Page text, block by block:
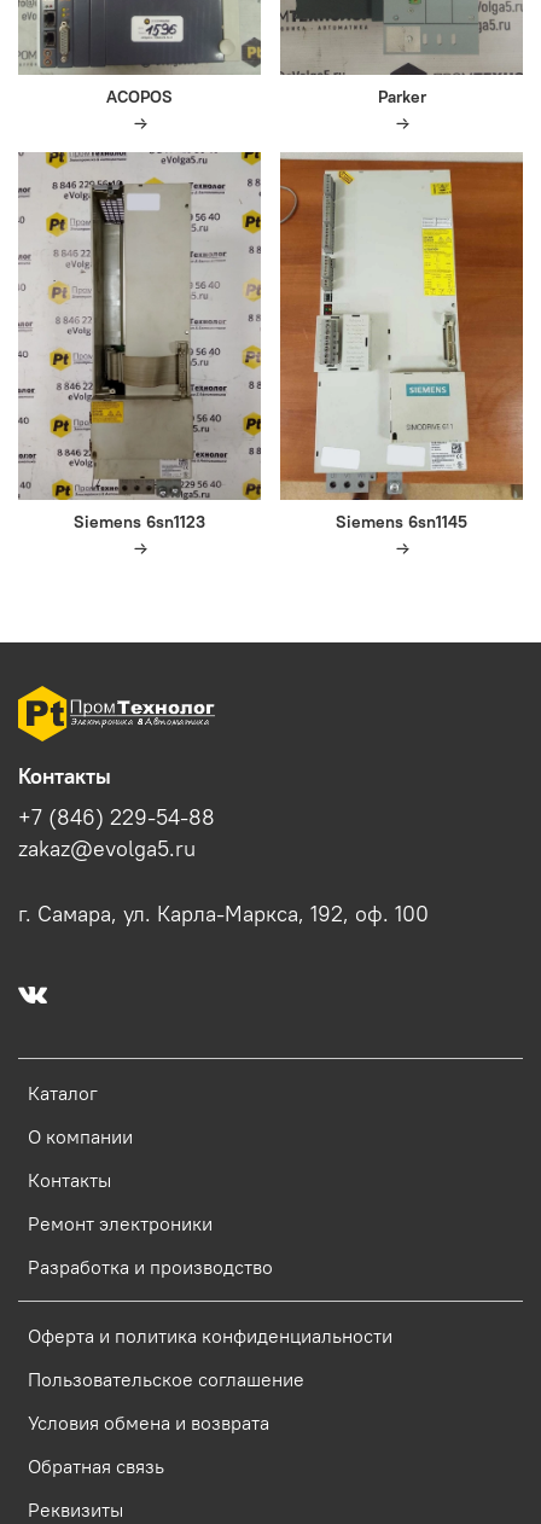
ACOPOS Parker
Siemens 6sn1123 Siemens 6sn1145
Каталог
О компании
Контакты
Ремонт электроники
Разработка и производство
Оферта и политика конфиденциальности
Пользовательское соглашение
Условия обмена и возврата
Обратная связь
Реквизиты
Контакты
+7 (846) 229-54-88
zakaz@evolga5.ru
г. Самара, ул. Карла-Маркса, 192, оф. 100